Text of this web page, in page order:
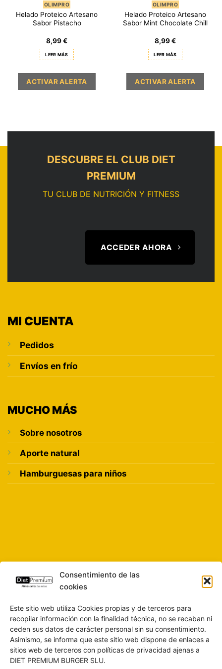
Consentimiento de las
cookies
Este sitio web utiliza Cookies propias y de terceros para
recopilar información con la finalidad técnica, no se recaban ni
ceden sus datos de carácter personal sin su consentimiento.
Asimismo, se informa que este sitio web dispone de enlaces a
sitios web de terceros con políticas de privacidad ajenas a
DIET PREMIUM BURGER SLU.
OLIMPRO
Helado Proteico Artesano
Sabor Pistacho
8,99€
LEER MÁS
OLIMPRO
Helado Proteico Artesano
Sabor Mint Chocolate Chill
8,99€
LEER MÁS
DESCUBRE EL CLUB DIET
PREMIUM
TU CLUB DE NUTRICIÓN Y FITNESS
ACCEDER AHORA
MI CUENTA
Pedidos
Envíos en frío
MUCHO MÁS
Sobre nosotros
Aporte natural
Hamburguesas para niños